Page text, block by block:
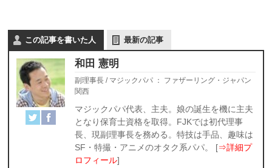
この記事を書いた人 最新の記事
和田 憲明
副理事長 / マジックパパ ： ファザーリング・ジャパン
関西
マジックパパ代表、主夫。娘の誕生を機に主夫
となり保育士資格を取得。FJKでは初代理事
長、現副理事長を務める。特技は手品、趣味は
SF・特撮・アニメのオタク系パパ。 [⇒詳細プ
ロフィール]